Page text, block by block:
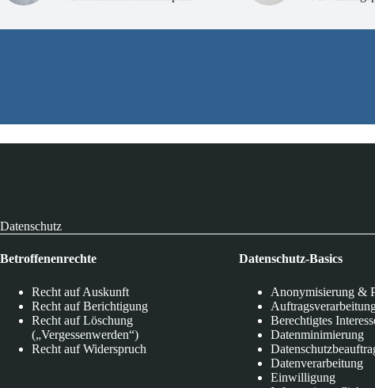
Datenschutz
Betroffenenrechte
Recht auf Auskunft
Recht auf Berichtigung
Recht auf Löschung
(„Vergessenwerden“)
Recht auf Widerspruch
Datenschutz-Basics
Anonymisierung &
Berechtigtes
Datenminimierung
Datenverarbeitung
Einwilligung